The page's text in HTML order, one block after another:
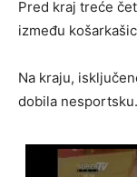
Pred kraj treće
između
Na kraju,
dobila nesportsku.